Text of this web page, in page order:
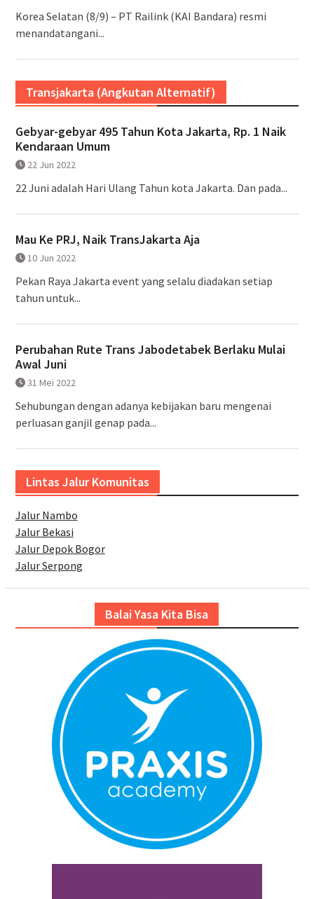
Korea Selatan (8/9) – PT Railink (KAI Bandara) resmi
menandatangani...
Transjakarta (Angkutan Alternatif)
Gebyar-gebyar 495 Tahun Kota Jakarta, Rp. 1 Naik
Kendaraan Umum
22 Jun 2022
22 Juni adalah Hari Ulang Tahun kota Jakarta. Dan pada...
Mau Ke PRJ, Naik TransJakarta Aja
10 Jun 2022
Pekan Raya Jakarta event yang selalu diadakan setiap
tahun untuk...
Perubahan Rute Trans Jabodetabek Berlaku Mulai
Awal Juni
31 Mei 2022
Sehubungan dengan adanya kebijakan baru mengenai
perluasan ganjil genap pada...
Lintas Jalur Komunitas
Jalur Nambo
Jalur Bekasi
Jalur Depok Bogor
Jalur Serpong
Balai Yasa Kita Bisa